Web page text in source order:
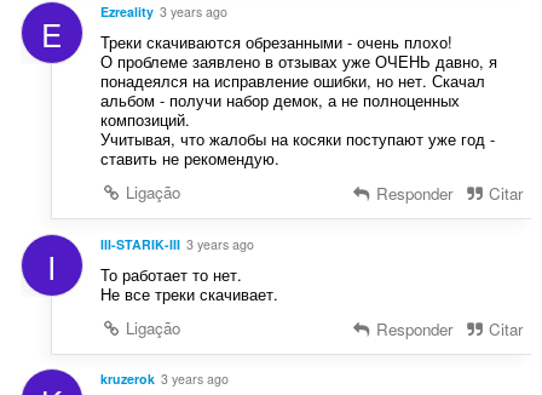
E Ezreality 3 years ago
Треки скачиваются обрезанными - очень плохо!
О проблеме заявлено в отзывах уже ОЧЕНЬ давно, я
понадеялся на исправление ошибки, но нет. Скачал
альбом - получи набор демок, а не полноценных
композиций.
Учитывая, что жалобы на косяки поступают уже год -
ставить не рекомендую.
Ligação
Responder Citar
I III-STARIK-III 3 years ago
То работает то нет.
Не все треки скачивает.
Ligação
Responder Citar
kruzerok 3 years ago